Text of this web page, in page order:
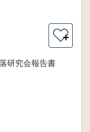
＋
研究会報告書